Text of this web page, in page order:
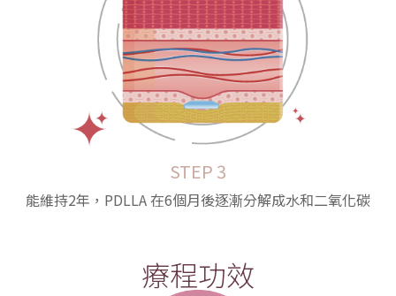
STEP 3
能維持2年，PDLLA 在6個月後逐漸分解成水和二氧化碳
療程功效